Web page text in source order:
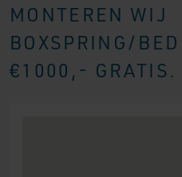
MONTEREN WIJ
BOXSPRING/
€1000,- GRATIS.